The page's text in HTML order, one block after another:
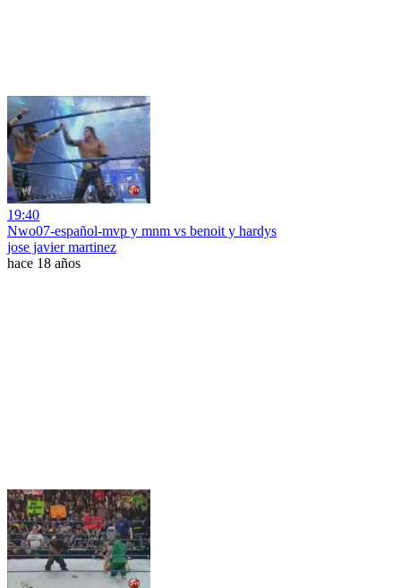
19:40
Nwo07-español-mvp y mnm vs benoit y hardys
jose javier martinez
hace 18 años